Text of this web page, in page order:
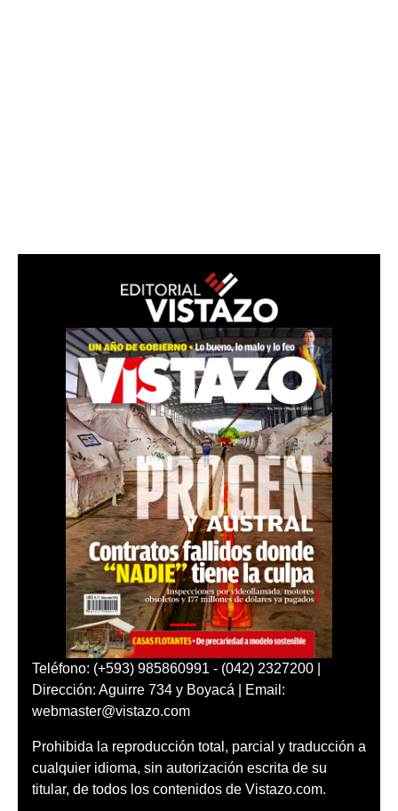
Teléfono: (+593) 985860991 - (042) 2327200 |
Dirección: Aguirre 734 y Boyacá | Email:
webmaster@vistazo.com
Prohibida la reproducción total, parcial y traducción a
cualquier idioma, sin autorización escrita de su
titular, de todos los contenidos de Vistazo.com.